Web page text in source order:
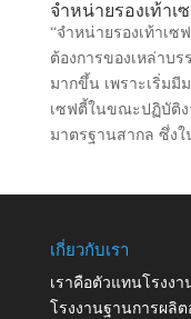
จำหน่ายรองเท้าเ
“จำหน่ายรองเท้าเซ
ต้องการของเหล่าบ
มากขึ้น เพราะเริ่มมี
เซฟตี้ในขณะปฏิบัติง
มาตรฐานสากล ซึ่งใ
เกี่ยวกับเรา
เราคือตัวแทนโรงงา
โรงงานฐานการผลิ